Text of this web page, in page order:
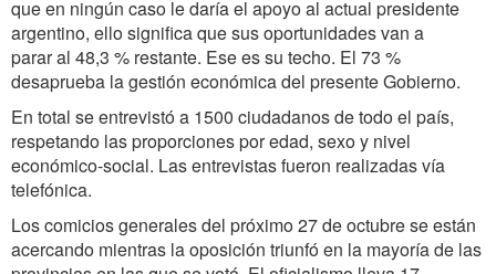
que en ningún caso le daría el apoyo al actual presidente
argentino, ello significa que sus oportunidades van a
parar al 48,3 % restante. Ese es su techo. El 73 %
desaprueba la gestión económica del presente Gobierno.
En total se entrevistó a 1500 ciudadanos de todo el país,
respetando las proporciones por edad, sexo y nivel
económico-social. Las entrevistas fueron realizadas vía
telefónica.
Los comicios generales del próximo 27 de octubre se están
acercando mientras la oposición triunfó en la mayoría de las